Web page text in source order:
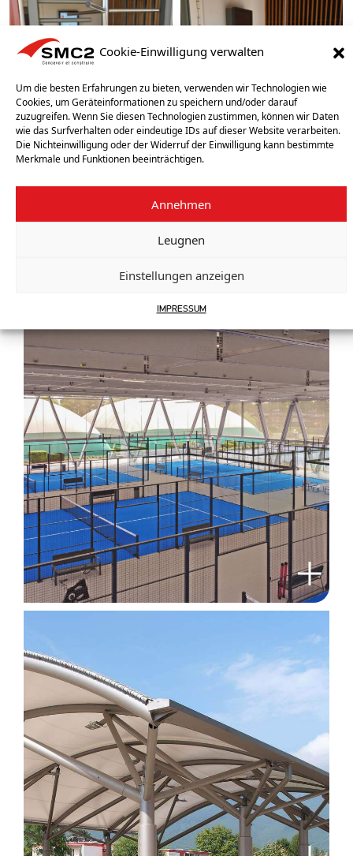
Cookie-Einwilligung verwalten
Um die besten Erfahrungen zu bieten, verwenden wir Technologien wie
Cookies, um Geräteinformationen zu speichern und/oder darauf
zuzugreifen. Wenn Sie diesen Technologien zustimmen, können wir Daten
wie das Surfverhalten oder eindeutige IDs auf dieser Website verarbeiten.
Die Nichteinwilligung oder der Widerruf der Einwilligung kann bestimmte
Merkmale und Funktionen beeinträchtigen.
Annehmen
Leugnen
Einstellungen anzeigen
IMPRESSUM
Bisheriger Realisierungen
FIT ARENA – CHATEAUROUX (FRANKREICH)
Nächster Realisierungen
FIT ARENA – ENTRESSEN (FRANKREICH)